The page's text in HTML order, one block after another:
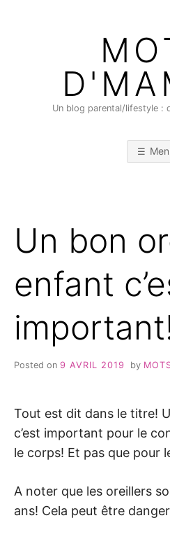
Un blog parental/lifestyle :
Un bon
enfant
Posted on 9 AVRIL 2019 by
Tout est dit dans le titre!
c’est important pour le
le corps! Et pas que pour
A noter que les oreillers
ans! Cela peut être